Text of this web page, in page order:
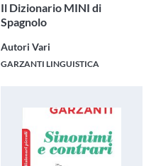
Il Dizionario MINI di
Spagnolo
Autori Vari
GARZANTI LINGUISTICA